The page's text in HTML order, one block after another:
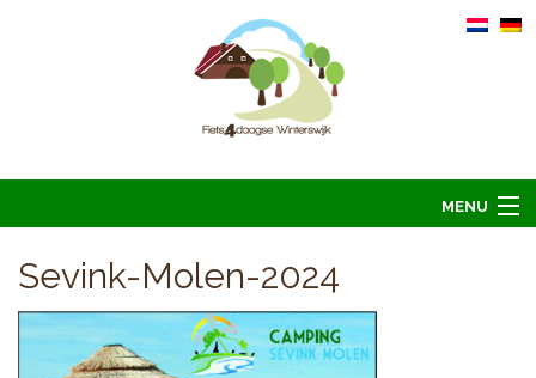
MENU
Arrangementen 2026
Sevink-Molen-2024